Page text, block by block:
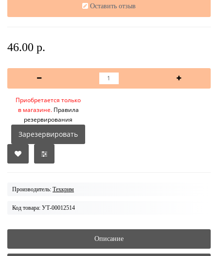
Оставить отзыв
46.00 р.
Приобретается только
в магазине.Правила
резервирования
Зарезервировать
Производитель: Техкрим
Код товара: УТ-00012514
Описание